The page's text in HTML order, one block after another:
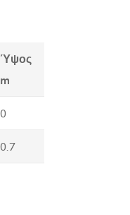
Ύψος
m
0
0.7